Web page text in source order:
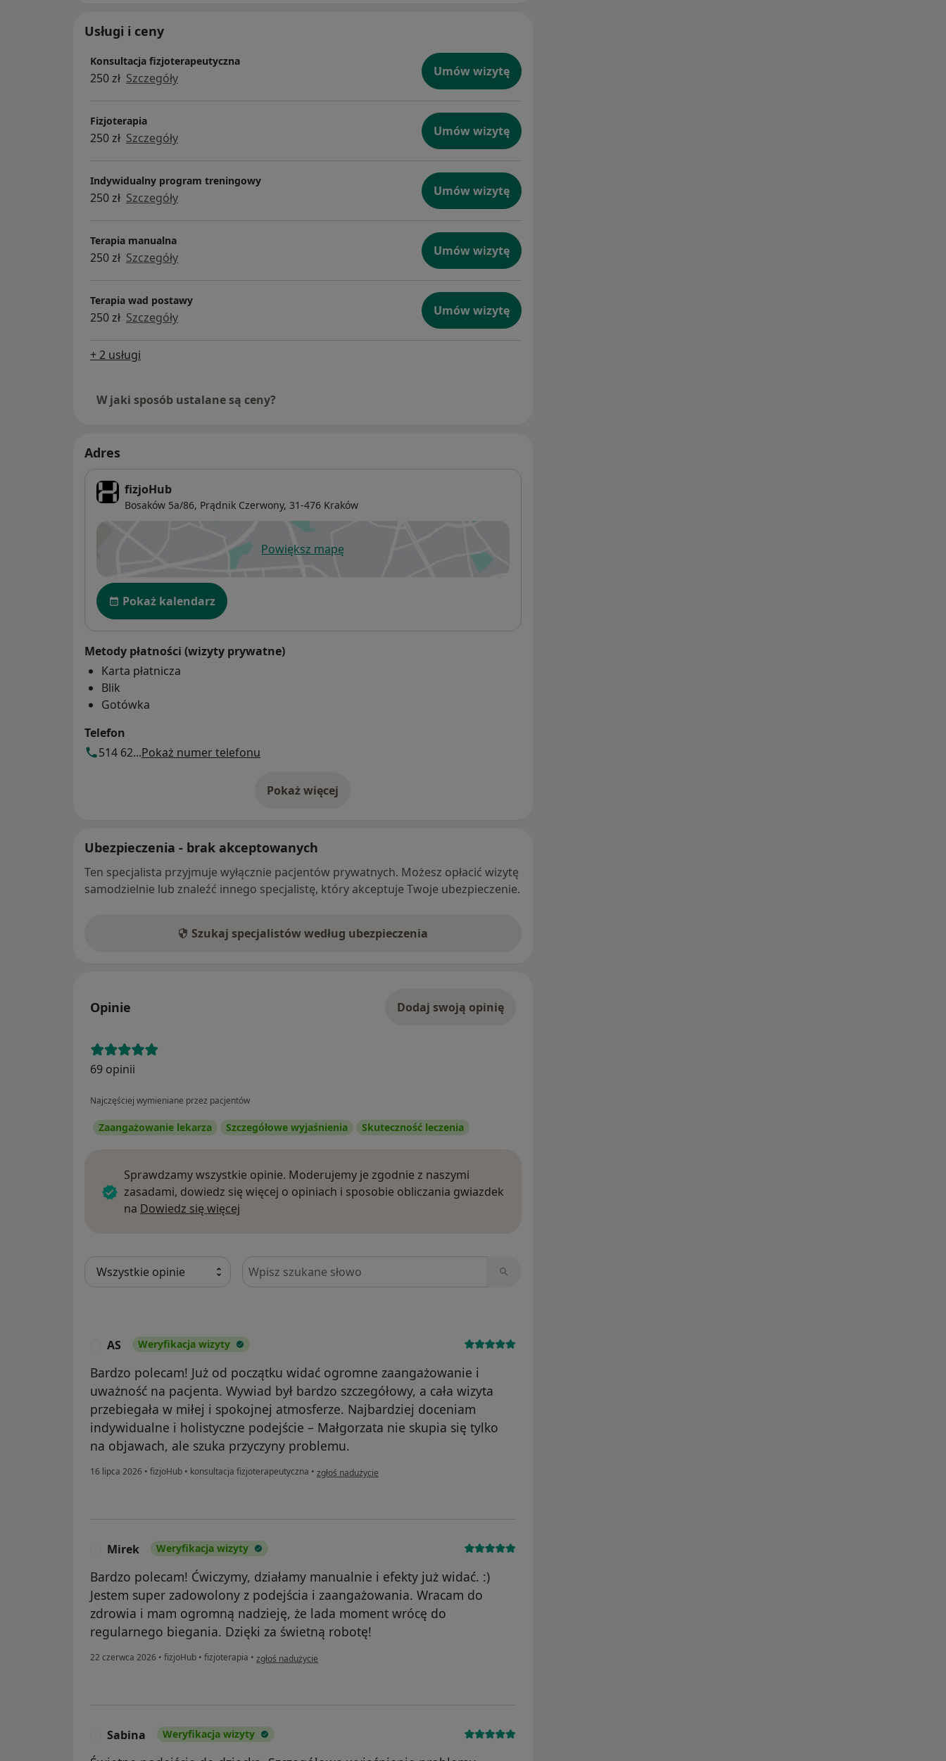
Usługi i ceny
Konsultacja fizjoterapeutyczna
250 zł Szczegóły Umów wizytę
Fizjoterapia
250 zł Szczegóły Umów wizytę
Indywidualny program treningowy
250 zł Szczegóły Umów wizytę
Terapia manualna
250 zł Szczegóły Umów wizytę
Terapia wad postawy
250 zł Szczegóły Umów wizytę
+ 2 usługi
W jaki sposób ustalane są ceny?
Adres
fizjoHub
Bosaków 5a/86, Prądnik Czerwony, 31-476 Kraków
Powiększ mapęotwiera się w nowej karcie
Dostępność
Pokaż kalendarz
Metody płatności (wizyty prywatne)
Karta płatnicza
Blik
Gotówka
Telefon
514 62...Pokaż numer telefonu
Pokaż więcej
o adresie
Ubezpieczenia - brak akceptowanych
Ten specjalista przyjmuje wyłącznie pacjentów prywatnych. Możesz opłacić wizytę
samodzielnie lub znaleźć innego specjalistę, który akceptuje Twoje ubezpieczenie.
Szukaj specjalistów według ubezpieczenia
Opinie Dodaj swoją opinię
69 opinii
Najczęściej wymieniane przez pacjentów
Zaangażowanie lekarza Szczegółowe wyjaśnienia Skuteczność leczenia
Sprawdzamy wszystkie opinie. Moderujemy je zgodnie z naszymi
zasadami, dowiedz się więcej o opiniach i sposobie obliczania gwiazdek
na Dowiedz się więcej
Szukaj w opiniach
AS Weryfikacja wizyty
Bardzo polecam! Już od początku widać ogromne zaangażowanie i
uważność na pacjenta. Wywiad był bardzo szczegółowy, a cała wizyta
przebiegała w miłej i spokojnej atmosferze. Najbardziej doceniam
indywidualne i holistyczne podejście – Małgorzata nie skupia się tylko
na objawach, ale szuka przyczyny problemu.
16 lipca 2026 • fizjoHub • konsultacja fizjoterapeutyczna • w opinii użytkownika AS
zgłoś nadużycie
Mirek Weryfikacja wizyty
Bardzo polecam! Ćwiczymy, działamy manualnie i efekty już widać. :)
Jestem super zadowolony z podejścia i zaangażowania. Wracam do
zdrowia i mam ogromną nadzieję, że lada moment wrócę do
regularnego biegania. Dzięki za świetną robotę!
22 czerwca 2026 • fizjoHub • fizjoterapia • w opinii użytkownika Mirek
zgłoś nadużycie
Sabina Weryfikacja wizyty